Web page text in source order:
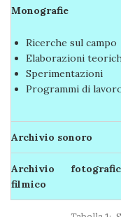
Monografie
Ricerche sul campo
Elaborazioni
Sperimentazioni
Programmi di
Archivio sonoro
Archivio
filmico